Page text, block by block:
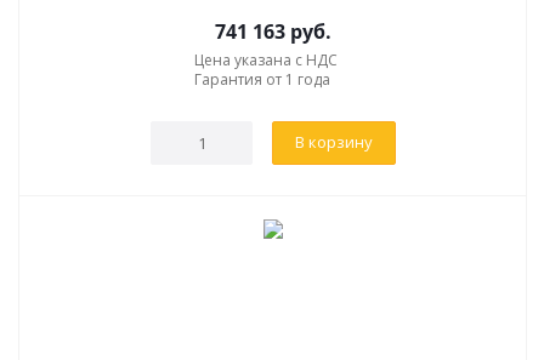
741 163 руб.
Цена указана с НДС
Гарантия от 1 года
В корзину